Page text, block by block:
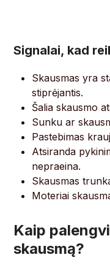
Signalai, kad
Skausmas yra
stiprėjantis.
Šalia skausmo
Sunku ar
Pastebimas
Atsiranda
nepraeina.
Skausmas
Moteriai
Kaip
skausmą?